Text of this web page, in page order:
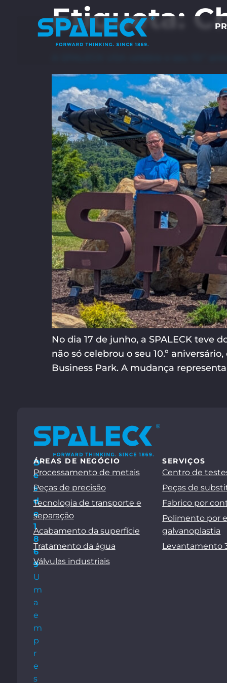
Etiqueta:
No dia 17 de junho, a SPALECK teve
não só celebrou o seu 10.º
Business Park. A mudança
D
e
s
d
e
1
8
6
9
U
m
a
e
m
p
r
e
s
ÁREAS DE NEGÓCIO
Processamento de metais
Peças de precisão
Tecnologia de transporte e
separação
Acabamento da superfície
Tratamento da água
Válvulas industriais
SERVIÇOS
Centro de
Peças de
Fabrico por
Polimento por
galvanoplastia
Levantamento